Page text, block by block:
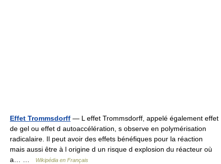
Effet Trommsdorff — L effet Trommsdorff, appelé également effet
de gel ou effet d autoaccélération, s observe en polymérisation
radicalaire. Il peut avoir des effets bénéfiques pour la réaction
mais aussi être à l origine d un risque d explosion du réacteur où
a… …
Wikipédia en Français